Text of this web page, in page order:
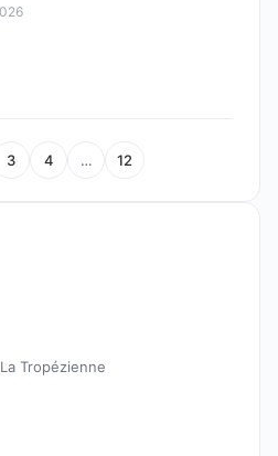
3 4 … 12
Tropézienne